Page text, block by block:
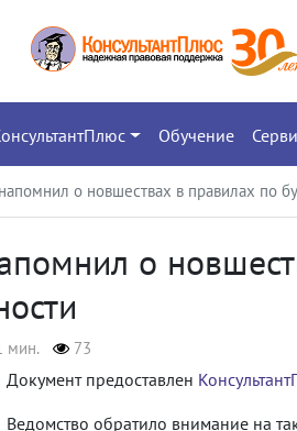
Обучение
о новшествах в правилах по
о
мин. 73
Документ предоставлен
Ведомство обратило внимание на